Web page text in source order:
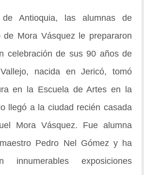
Antioquia, las alumnas de
de Mora Vásquez le prepararon
celebración de sus 90 años de
nacida en Jericó, tomó
en la Escuela de Artes en la
llegó a la ciudad recién casada
Mora Vásquez. Fue alumna
Pedro Nel Gómez y ha
innumerables exposiciones